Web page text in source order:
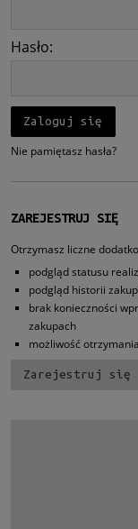
Hasło:
Zaloguj się
Nie pamiętasz hasła?
ZAREJESTRUJ SIĘ
Otrzymasz liczne
podgląd statusu
podgląd historii
brak konieczności
zakupach
możliwość
Zarejestruj się